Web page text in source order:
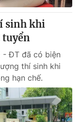
sinh khi
- ĐT đã có biện
thí sinh khi
hạn chế.